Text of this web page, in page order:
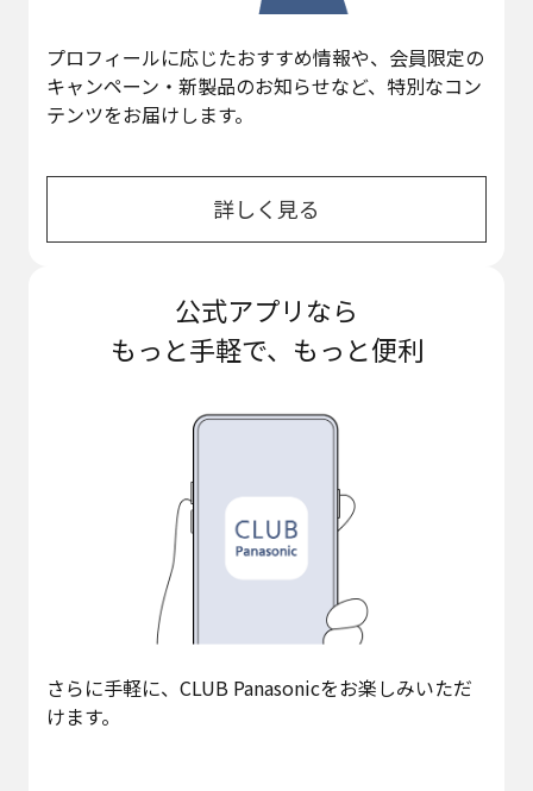
プロフィールに応じたおすすめ情報や、会員限定の
キャンペーン・新製品のお知らせなど、特別なコン
テンツをお届けします。
詳しく見る
公式アプリなら
もっと手軽で、もっと便利
さらに手軽に、CLUB Panasonicをお楽しみいただ
けます。